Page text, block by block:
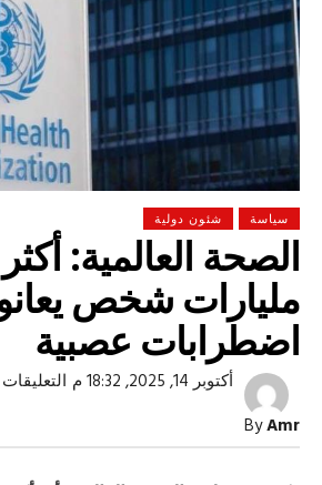
سياسة شئون دولية
مليارات شخص
اضطرابات عصبية
ByAmr
أكتوبر 14, 2025, 18:32 م التعليقاتعلى